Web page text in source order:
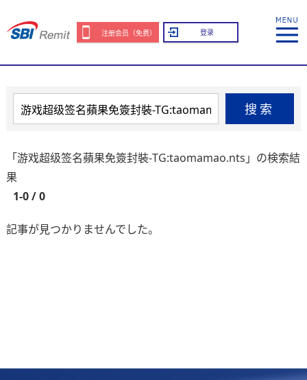
注册会员（免费） 登录
搜索
「游戏超级签名蘋果免簽封裝-TG:taomamao.nts」の検索結
果
1-0 / 0
記事が見つかりませんでした。